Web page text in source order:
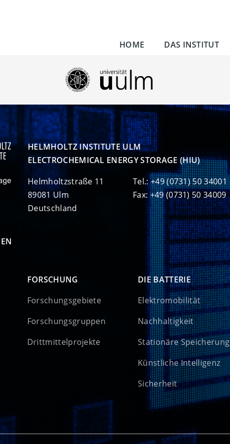
HOME DAS INSTITUT
HELMHOLTZ INSTITUTE ULM
ELECTROCHEMICAL ENERGY STORAGE (HIU)
Helmholtzstraße 11
89081 Ulm
Deutschland
Tel.: +49 (0731) 50 34001
Fax: +49 (0731) 50 34009
FORSCHUNG
Forschungsgebiete
Forschungsgruppen
Drittmittelprojekte
DIE BATTERIE
Elektromobilität
Nachhaltigkeit
Stationäre Speicherung
Künstliche Intelligenz
Sicherheit